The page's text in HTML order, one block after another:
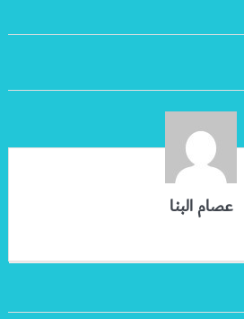
عصام البنا